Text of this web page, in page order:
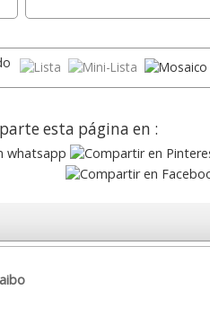
esta página en :